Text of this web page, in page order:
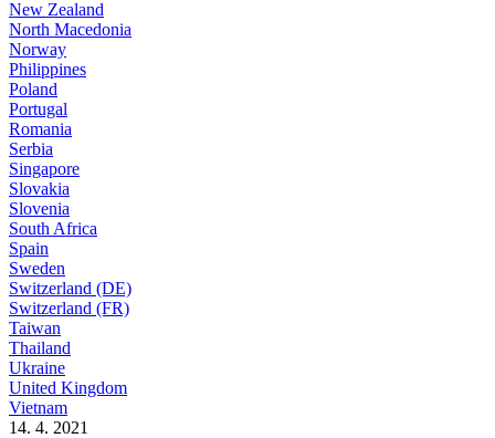
New Zealand
North Macedonia
Norway
Philippines
Poland
Portugal
Romania
Serbia
Singapore
Slovakia
Slovenia
South Africa
Spain
Sweden
Switzerland (DE)
Switzerland (FR)
Taiwan
Thailand
Ukraine
United Kingdom
Vietnam
14. 4. 2021